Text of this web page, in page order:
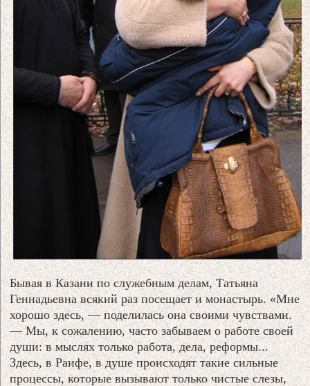
Бывая в Казани по служебным делам, Татьяна
Геннадьевна всякий раз посещает и монастырь. «Мне
хорошо здесь, — поделилась она своими чувствами.
— Мы, к сожалению, часто забываем о работе своей
души: в мыслях только работа, дела, реформы...
Здесь, в Раифе, в душе происходят такие сильные
процессы, которые вызывают только чистые слезы,